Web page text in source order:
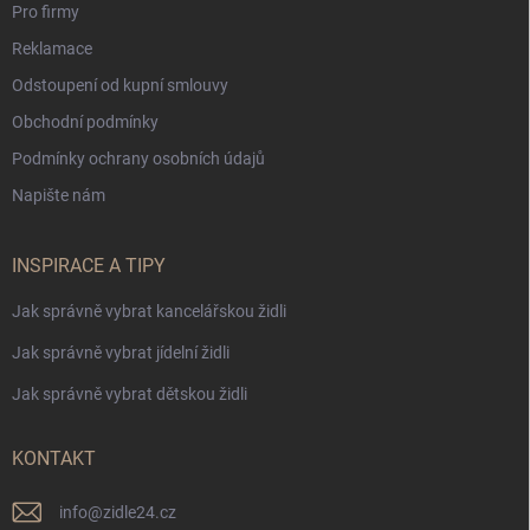
Pro firmy
Reklamace
Odstoupení od kupní smlouvy
Obchodní podmínky
Podmínky ochrany osobních údajů
Napište nám
INSPIRACE A TIPY
Jak správně vybrat kancelářskou židli
Jak správně vybrat jídelní židli
Jak správně vybrat dětskou židli
KONTAKT
info@zidle24.cz